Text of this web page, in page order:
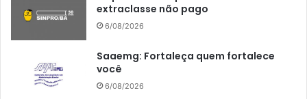
extraclasse não pago
6/08/2026
Saaemg: Fortaleça quem fortalece
você
6/08/2026